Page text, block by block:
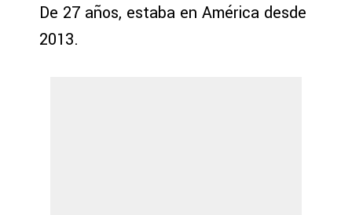
De 27 años, estaba en América desde
2013.